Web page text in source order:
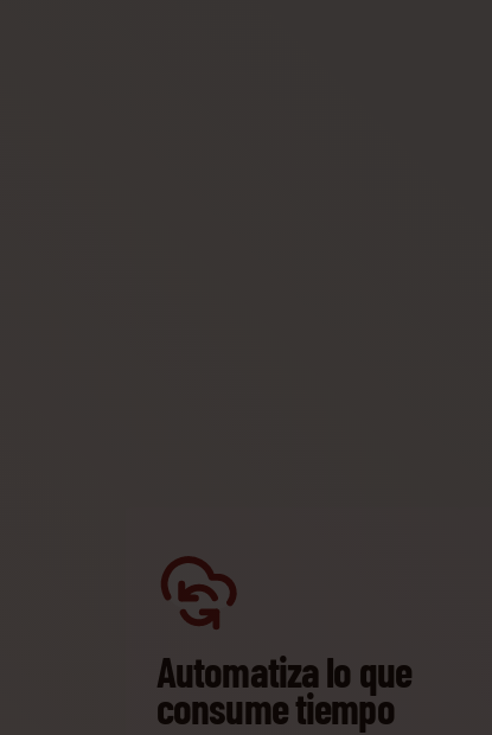
Automatiza lo que
consume tiempo